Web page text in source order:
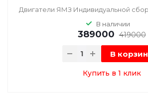
Двигатели ЯМЗ Индивидуальной
В наличии
389000 419000
В
Купить в 1 клик